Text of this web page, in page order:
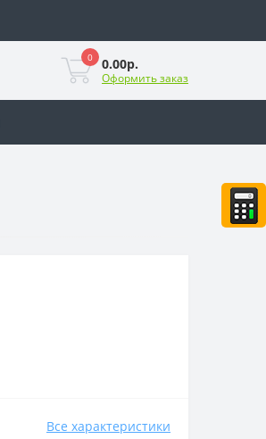
0 0.00р.
Оформить заказ
Все характеристики